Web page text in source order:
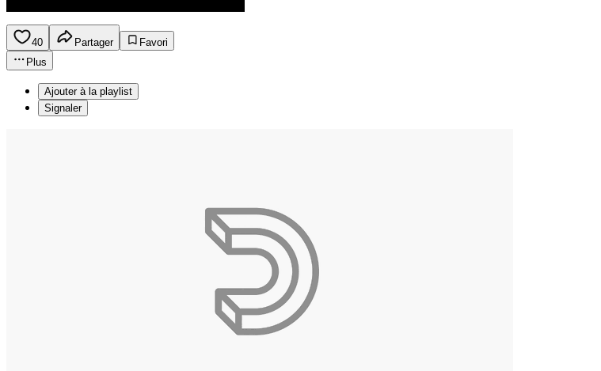
40 Partager
Favori
Plus
Ajouter à la playlist
Signaler